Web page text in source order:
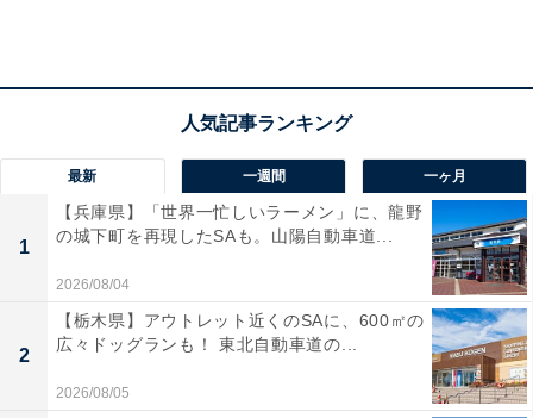
の一種ですが、平均の密度が空気より軽い飛行船は「軽
航空機」、空気より重い飛行機は「重航空機」に分類さ
れます。
なお、飛行機はさらに重航空機の中の「固定翼機」に分
類されます。
他の重航空機として、動力を持たないグライダーなどは
最新 一週間 一ヶ月
1
【兵庫県】「世界一忙しいラーメン」に、龍野
の城下町を再現したSAも。山陽自動車道...
2026/08/04
2
【栃木県】アウトレット近くのSAに、600㎡の
広々ドッグランも！ 東北自動車道の...
2026/08/05